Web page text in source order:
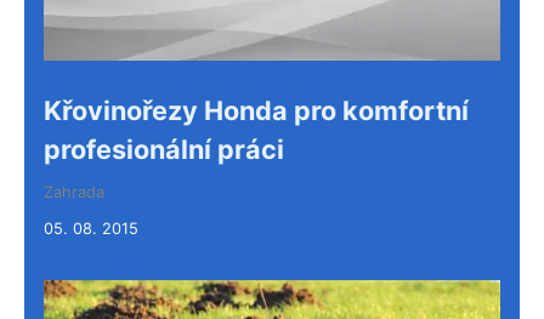
Křovinořezy Honda pro komfortní
profesionální práci
Zahrada
05. 08. 2015